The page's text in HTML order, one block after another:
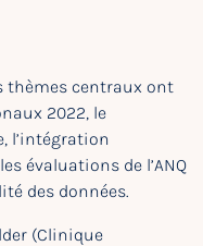
thèmes centraux ont
2022, le
l’intégration
évaluations de l’ANQ
des données.
(Clinique